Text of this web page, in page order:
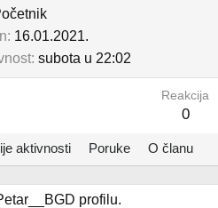
16.01.2021.
subota u 22:02
Reakcija
0
aktivnosti Poruke O članu
profilu.